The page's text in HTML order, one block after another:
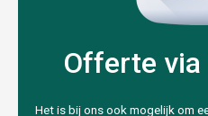
Offerte via
Het is bij ons ook mogelijk om